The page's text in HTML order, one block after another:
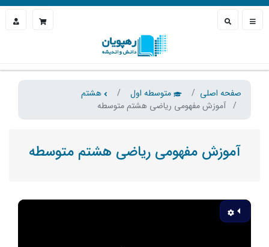
صفحه اصلی متوسطه اول
هشتم
آموزش مفهومی ریاضی هشتم متوسطه
آموزش مفهومی ریاضی هشتم متوسطه